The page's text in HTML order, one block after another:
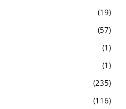
19
57
1
1
235
116